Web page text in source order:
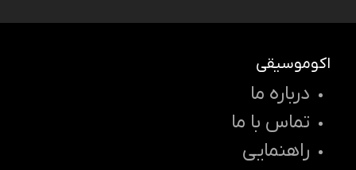
اکوموسیقی
درباره ما
تماس با ما
راهنمایی